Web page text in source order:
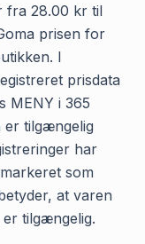
fra 28.00 kr til
prisen for
I
prisdata
MENY i 365
er tilgængelig
har
som
at varen
tilgængelig.